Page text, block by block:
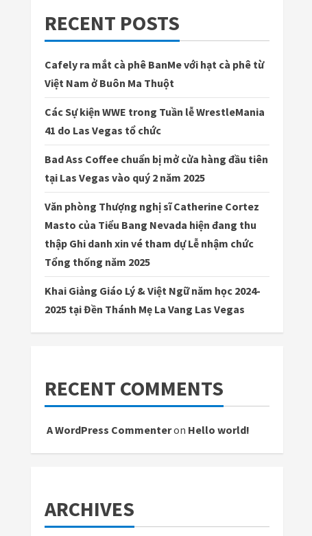
RECENT POSTS
Cafely ra mắt cà phê BanMe với hạt cà phê từ
Việt Nam ở Buôn Ma Thuột
Các Sự kiện WWE trong Tuần lễ WrestleMania
41 do Las Vegas tổ chức
Bad Ass Coffee chuẩn bị mở cửa hàng đầu tiên
tại Las Vegas vào quý 2 năm 2025
Văn phòng Thượng nghị sĩ Catherine Cortez
Masto của Tiểu Bang Nevada hiện đang thu
thập Ghi danh xin vé tham dự Lễ nhậm chức
Tổng thống năm 2025
Khai Giảng Giáo Lý & Việt Ngữ năm học 2024-
2025 tại Đền Thánh Mẹ La Vang Las Vegas
RECENT COMMENTS
A WordPress Commenteron Hello world!
ARCHIVES